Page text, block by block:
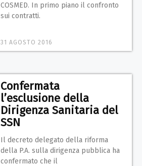
COSMED. In primo piano il confronto
sui contratti.
31 AGOSTO 2016
Confermata
l’esclusione della
Dirigenza Sanitaria del
SSN
Il decreto delegato della riforma
della P.A. sulla dirigenza pubblica ha
confermato che il